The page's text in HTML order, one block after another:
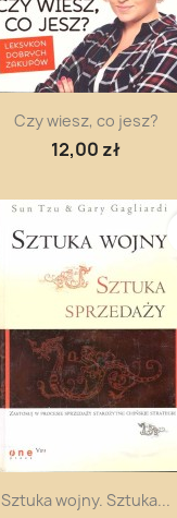
Czy wiesz, co jesz?
12,00 zł
Sztuka wojny. Sztuka...